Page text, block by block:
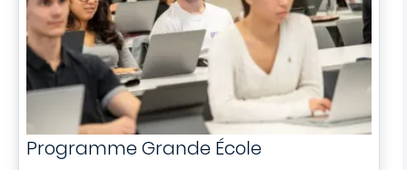
Programme Grande École